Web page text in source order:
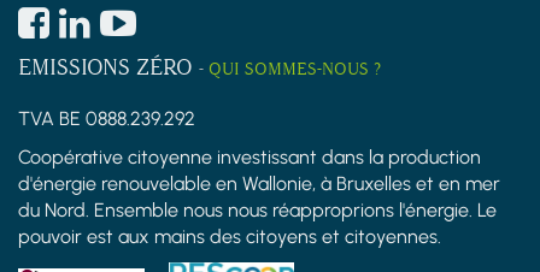
EMISSIONS ZÉRO - QUI SOMMES-NOUS ?
TVA BE 0888.239.292
Coopérative citoyenne investissant dans la production
d'énergie renouvelable en Wallonie, à Bruxelles et en mer
du Nord. Ensemble nous nous réapproprions l'énergie. Le
pouvoir est aux mains des citoyens et citoyennes.